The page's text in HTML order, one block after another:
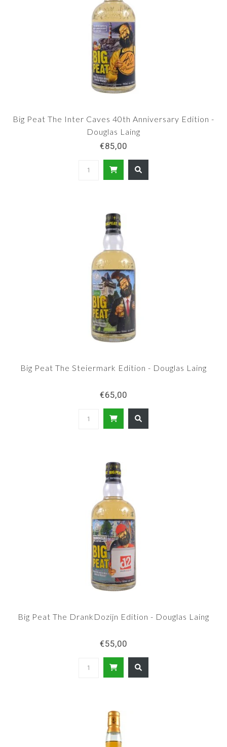
Big Peat The Inter Caves 40th Anniversary Edition -
Douglas Laing
€85,00
Big Peat The Steiermark Edition - Douglas Laing
€65,00
Big Peat The DrankDozijn Edition - Douglas Laing
€55,00